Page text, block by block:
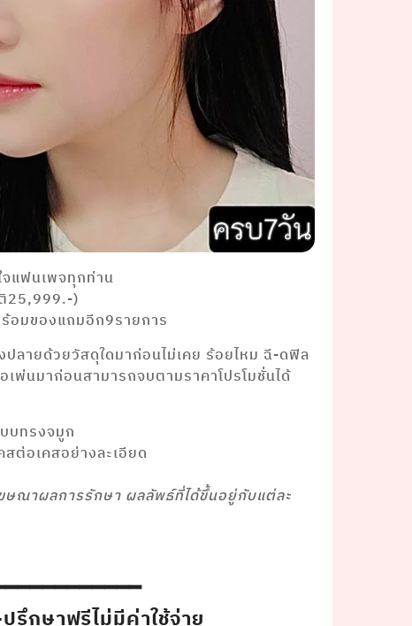
จแฟนเพจทุกท่าน
25,999.-)
อมของแถมอีก9รายการ
ปลายด้วยวัสดุใดมาก่อนไม่เคย ร้อยไหม ฉี-ดฟิล
เพ่นมาก่อนสามารถจบตามราคาโปรโมชั่นได้
บทรงจมูก
สต่อเคสอย่างละเอียด
ษณาผลการรักษา ผลลัพธ์ที่ได้ขึ้นอยู่กับแต่ละ
รึกษาฟรีไม่มีค่าใช้จ่าย